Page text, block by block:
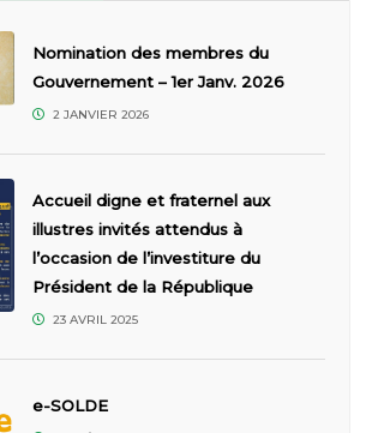
Nomination des membres du
Gouvernement – 1er Janv. 2026
2 JANVIER 2026
Accueil digne et fraternel aux
illustres invités attendus à
l’occasion de l’investiture du
Président de la République
23 AVRIL 2025
e-SOLDE